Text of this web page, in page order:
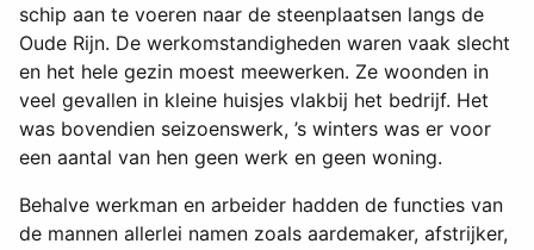
schip aan te voeren naar de steenplaatsen langs de
Oude Rijn. De werkomstandigheden waren vaak slecht
en het hele gezin moest meewerken. Ze woonden in
veel gevallen in kleine huisjes vlakbij het bedrijf. Het
was bovendien seizoenswerk, ’s winters was er voor
een aantal van hen geen werk en geen woning.
Behalve werkman en arbeider hadden de functies van
de mannen allerlei namen zoals aardemaker, afstrijker,